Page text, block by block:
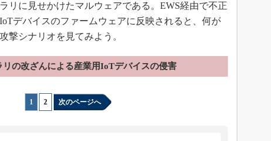
リに見せかけたマルウェアである。EWS経由で不正
デバイスのファームウェアに反映されると、何が
撃シナリオを見てみよう。
リの改ざんによる産業用IoTデバイスの侵害
1 2 次のページへ